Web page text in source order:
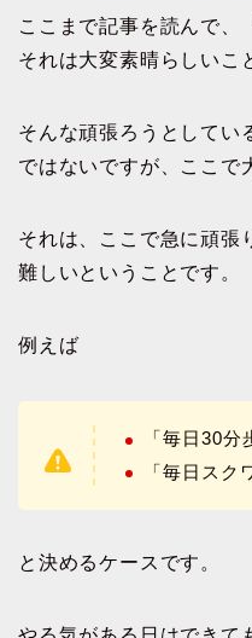
ここまで記事を読んで、
それは大変素晴らしいこ
そんな頑張ろうとしてい
ではないですが、ここで
それは、ここで急に頑張
難しいということです。
例えば
「毎日30分
「毎日スク
と決めるケースです。